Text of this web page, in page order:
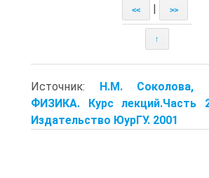
<< | >>
↑
Источник: Н.М. Соколова,
ФИЗИКА. Курс лекций.Часть
Издательство ЮурГУ. 2001